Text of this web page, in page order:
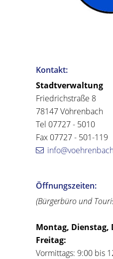
Kontakt:
Stadtverwaltung
Friedrichstraße 8
78147 Vöhrenbach
Tel 07727 - 5010
Fax 07727 - 501-119
Öffnungszeiten:
(Bürgerbüro und
Montag, Dienstag,
Freitag:
Vormittags: 9:00 bis